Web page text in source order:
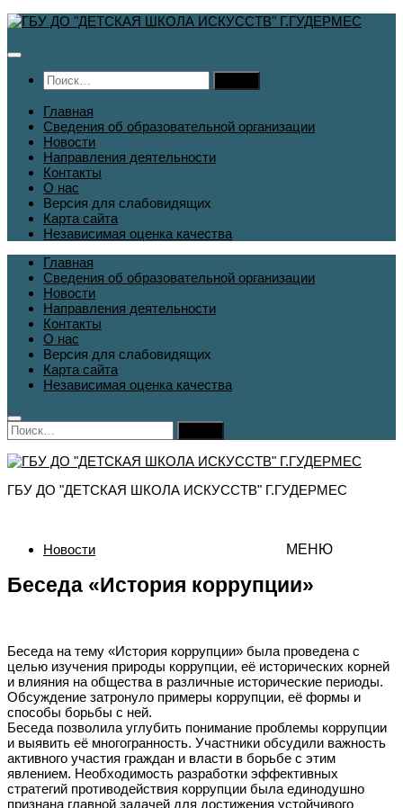
Перейти
содержимому
Найти:
Главная
Сведения об образовательной организации
Новости
Направления деятельности
Контакты
О нас
Версия для слабовидящих
Карта сайта
Независимая оценка качества
Главная
Сведения об образовательной организации
Новости
Направления деятельности
Контакты
О нас
Версия для слабовидящих
Карта сайта
Независимая оценка качества
Найти:
ГБУ ДО "ДЕТСКАЯ ШКОЛА ИСКУССТВ" Г.ГУДЕРМЕС
МЕНЮ
Новости
Беседа «История коррупции»
Беседа на тему «История коррупции» была проведена с
целью изучения природы коррупции, её исторических корней
и влияния на общества в различные исторические периоды.
Обсуждение затронуло примеры коррупции, её формы и
способы борьбы с ней.
Беседа позволила углубить понимание проблемы коррупции
и выявить её многогранность. Участники обсудили важность
активного участия граждан и власти в борьбе с этим
явлением. Необходимость разработки эффективных
стратегий противодействия коррупции была единодушно
признана главной задачей для достижения устойчивого